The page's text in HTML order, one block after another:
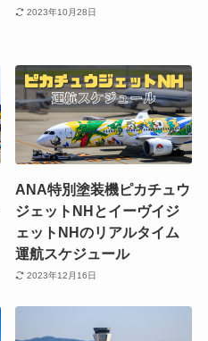
2023年10月28日
ANA特別塗装機ピカチュウ
ジェットNHとイーヴイジ
ェットNHのリアルタイム
運航スケジュール
2023年12月16日